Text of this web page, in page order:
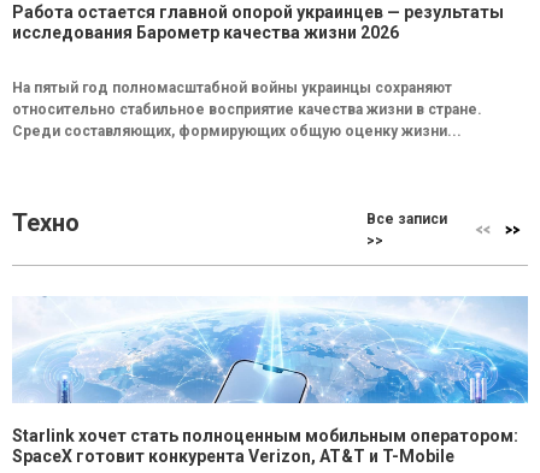
Работа остается главной опорой украинцев — результаты
исследования Барометр качества жизни 2026
На пятый год полномасштабной войны украинцы сохраняют
относительно стабильное восприятие качества жизни в стране.
Среди составляющих, формирующих общую оценку жизни...
Техно
Все записи
>>
Starlink хочет стать полноценным мобильным оператором:
SpaceX готовит конкурента Verizon, AT&T и T-Mobile